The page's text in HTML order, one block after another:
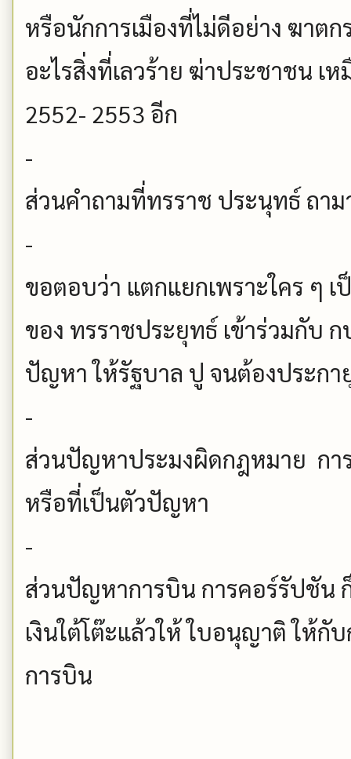
หรือนักการเมืองที่ไม่ดีอย่าง ฆาต
อะไรสิ่งที่เลวร้าย ฆ่าประชาชน เ
2552- 2553 อีก
-
ส่วนคำถามที่ทรราช ประนุทธ์ ถา
-
ขอตอบว่า แตกแยกเพราะใคร ๆ
ของ ทรราชประยุทธ์ เข้าร่วมกับ ก
ปัญหา ให้รัฐบาล ปู จนต้องประก
-
ส่วนปัญหาประมงผิดกฎหมาย ก
หรือที่เป็นตัวปัญหา
-
ส่วนปัญหาการบิน การคอร์รัปชัน
เงินใต้โต๊ะแล้วให้ ใบอนุญาติ ให้กั
การบิน